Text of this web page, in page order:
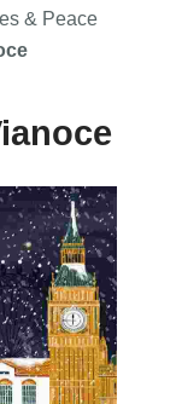
& Peace